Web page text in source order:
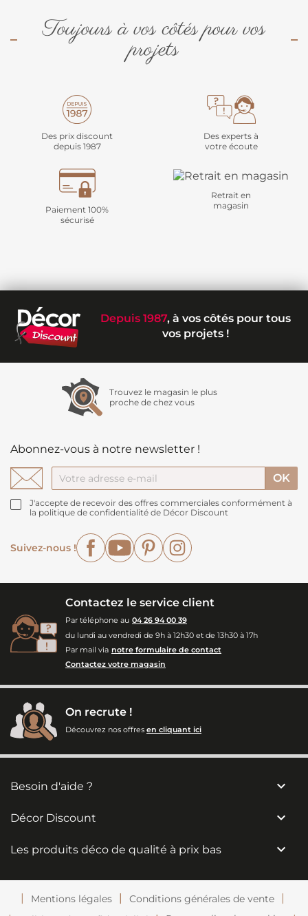
Toujours à vos côtés pour vos
projets
Des prix discount
depuis 1987
Des experts à
votre écoute
Paiement 100%
sécurisé
Retrait en
magasin
Depuis 1987, à vos côtés pour tous
vos projets !
Trouvez le magasin le plus
proche de chez vous
Abonnez-vous à notre newsletter !
J'accepte de recevoir des offres commerciales conformément à
la politique de confidentialité de Décor Discount
Suivez-nous !
FacebookYouTubePinterest
Contactez le service client
Par téléphone au 04 26 94 00 39
du lundi au vendredi de 9h à 12h30 et de 13h30 à 17h
Par mail via notre formulaire de contact
Contactez votre magasin
On recrute !
Découvrez nos offres en cliquant ici
Besoin d'aide ? 
Décor Discount 
Les produits déco de qualité à prix bas 
Mentions légales
Conditions générales de vente